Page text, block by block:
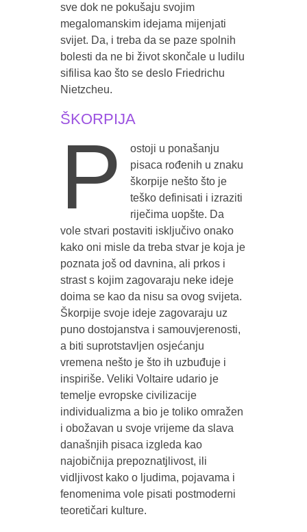
sve dok ne pokušaju svojim
megalomanskim idejama mijenjati
svijet. Da, i treba da se paze spolnih
bolesti da ne bi život skončale u ludilu
sifilisa kao što se deslo Friedrichu
Nietzcheu.
ŠKORPIJA
P
ostoji u ponašanju
pisaca rođenih u znaku
škorpije nešto što je
teško definisati i izraziti
riječima uopšte. Da
vole stvari postaviti isključivo onako
kako oni misle da treba stvar je koja je
poznata još od davnina, ali prkos i
strast s kojim zagovaraju neke ideje
doima se kao da nisu sa ovog svijeta.
Škorpije svoje ideje zagovaraju uz
puno dostojanstva i samouvjerenosti,
a biti suprotstavljen osjećanju
vremena nešto je što ih uzbuđuje i
inspiriše. Veliki Voltaire udario je
temelje evropske civilizacije
individualizma a bio je toliko omražen
i obožavan u svoje vrijeme da slava
današnjih pisaca izgleda kao
najobičnija prepoznatjlivost, ili
vidljivost kako o ljudima, pojavama i
fenomenima vole pisati postmoderni
teoretičari kulture.